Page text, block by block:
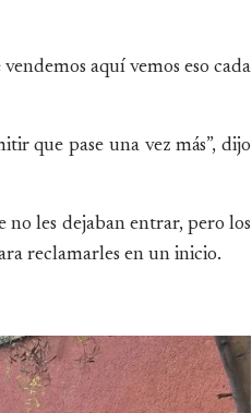
aquí vemos eso cada
que pase una vez más”, dijo
les dejaban entrar, pero los
reclamarles en un inicio.